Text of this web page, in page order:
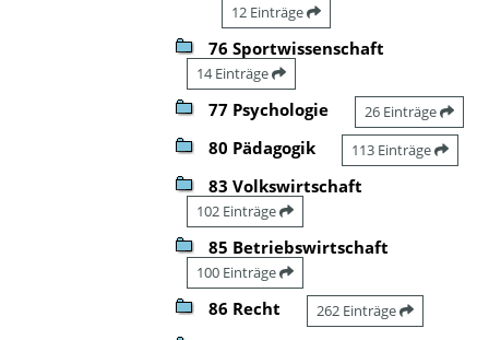
12 Einträge
76 Sportwissenschaft
14 Einträge
77 Psychologie 26 Einträge
80 Pädagogik 113 Einträge
83 Volkswirtschaft
102 Einträge
85 Betriebswirtschaft
100 Einträge
86 Recht 262 Einträge